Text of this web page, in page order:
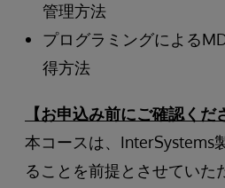
管理方法
プログラミングによる
得方法
【お申込み前にご確認くだ
本コースは、InterSystems
ることを前提とさせていた